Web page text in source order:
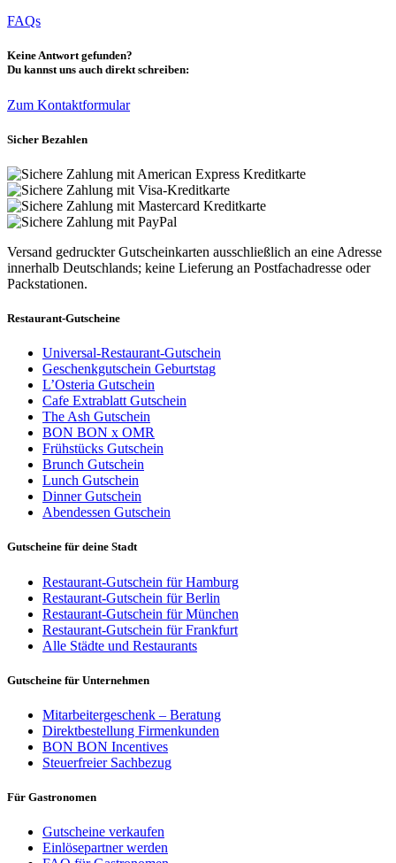
FAQs
Keine Antwort gefunden?
Du kannst uns auch direkt schreiben:
Zum Kontaktformular
Sicher Bezahlen
Versand gedruckter Gutscheinkarten ausschließlich an eine Adresse
innerhalb Deutschlands; keine Lieferung an Postfachadresse oder
Packstationen.
Restaurant-Gutscheine
Universal-Restaurant-Gutschein
Geschenkgutschein Geburtstag
L’Osteria Gutschein
Cafe Extrablatt Gutschein
The Ash Gutschein
BON BON x OMR
Frühstücks Gutschein
Brunch Gutschein
Lunch Gutschein
Dinner Gutschein
Abendessen Gutschein
Gutscheine für deine Stadt
Restaurant-Gutschein für Hamburg
Restaurant-Gutschein für Berlin
Restaurant-Gutschein für München
Restaurant-Gutschein für Frankfurt
Alle Städte und Restaurants
Gutscheine für Unternehmen
Mitarbeitergeschenk – Beratung
Direktbestellung Firmenkunden
BON BON Incentives
Steuerfreier Sachbezug
Für Gastronomen
Gutscheine verkaufen
Einlösepartner werden